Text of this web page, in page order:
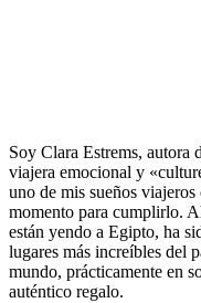
Soy Clara Estrems, autora
viajera emocional y
uno de mis sueños
momento para cumplirlo.
están yendo a Egipto, ha
lugares más increíbles del
mundo, prácticamente en
auténtico regalo.